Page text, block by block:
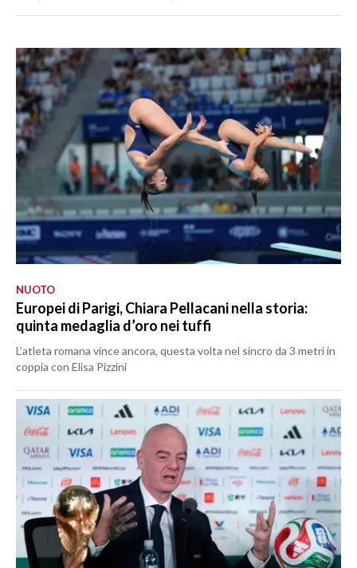
NUOTO
Europei di Parigi, Chiara Pellacani nella storia:
quinta medaglia d’oro nei tuffi
L’atleta romana vince ancora, questa volta nel sincro da 3 metri in
coppia con Elisa Pizzini